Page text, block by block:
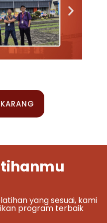
yang sesuai, kami
program terbaik